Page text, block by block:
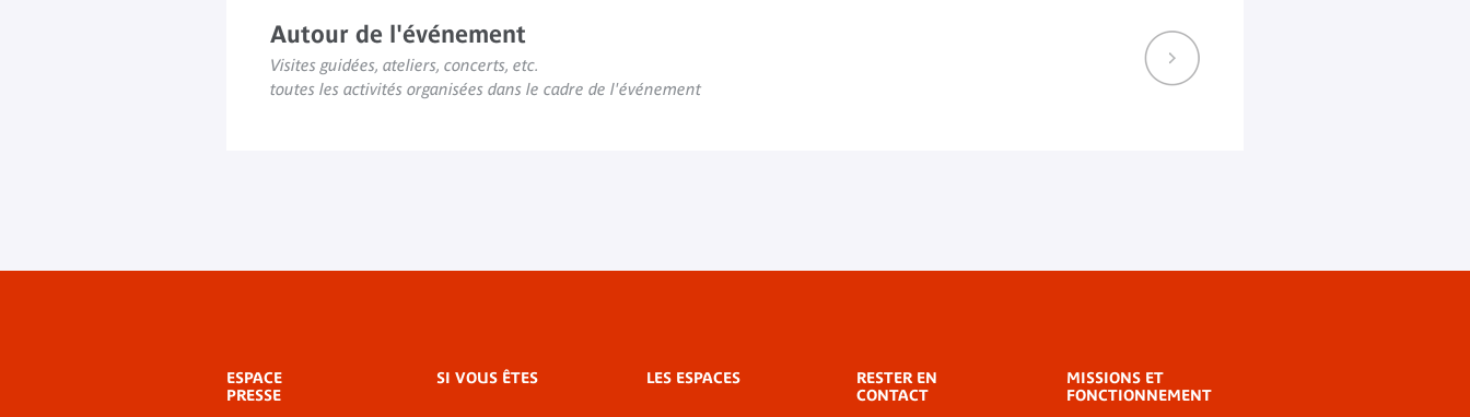
Autour de l'événement
Visites guidées, ateliers, concerts, etc.
toutes les activités organisées dans le cadre de l'événement
de
bas-
ESPACE
PRESSE
SI VOUS ÊTES LES ESPACES
RESTER EN
CONTACT
MISSIONS ET
FONCTIONNEMENT